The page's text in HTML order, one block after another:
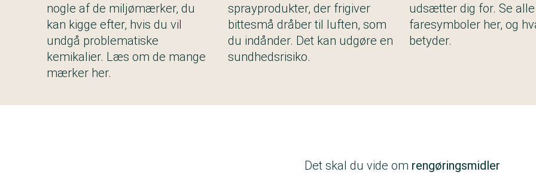
nogle af de miljømærker, du
kan kigge efter, hvis du vil
undgå problematiske
kemikalier. Læs om de mange
mærker her.
sprayprodukter, der frigiver
bittesmå dråber til luften, som
du indånder. Det kan udgøre en
sundhedsrisiko.
udsætter dig for. Se
faresymboler her, og
betyder.
Det skal du vide om rengøringsmidler